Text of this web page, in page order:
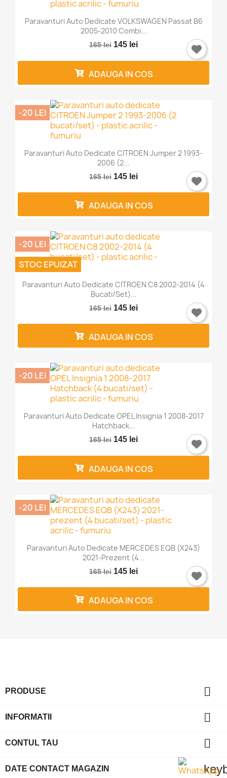
Paravanturi Auto Dedicate VOLKSWAGEN Passat B6
2005-2010 Combi...
165 lei 145 lei
ADAUGA IN COS
Paravanturi Auto Dedicate CITROEN Jumper 2 1993-
2006 (2...
165 lei 145 lei
-20 LEI
ADAUGA IN COS
Paravanturi Auto Dedicate CITROEN C8 2002-2014 (4
Bucati/set)...
165 lei 145 lei
-20 LEI
STOC EPUIZAT
ADAUGA IN COS
Paravanturi Auto Dedicate OPEL Insignia 1 2008-2017
Hatchback...
165 lei 145 lei
-20 LEI
ADAUGA IN COS
Paravanturi Auto Dedicate MERCEDES EQB (X243)
2021-Prezent (4...
165 lei 145 lei
-20 LEI
ADAUGA IN COS
PRODUSE 
INFORMATII 
CONTUL TAU 
DATE CONTACT MAGAZIN